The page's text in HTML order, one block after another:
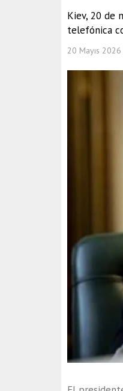
Kiev, 20 de
telefónica
20 Mayıs